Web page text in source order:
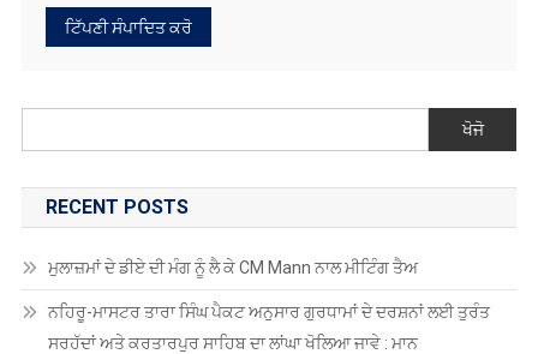
ਖੋਜੋ
RECENT POSTS
ਮੁਲਾਜ਼ਮਾਂ ਦੇ ਡੀਏ ਦੀ ਮੰਗ ਨੂੰ ਲੈ ਕੇ CM Mann ਨਾਲ ਮੀਟਿੰਗ ਤੈਅ
ਨਹਿਰੂ-ਮਾਸਟਰ ਤਾਰਾ ਸਿੰਘ ਪੈਕਟ ਅਨੁਸਾਰ ਗੁਰਧਾਮਾਂ ਦੇ ਦਰਸ਼ਨਾਂ ਲਈ ਤੁਰੰਤ
ਸਰਹੱਦਾਂ ਅਤੇ ਕਰਤਾਰਪੁਰ ਸਾਹਿਬ ਦਾ ਲਾਂਘਾ ਖੋਲਿਆ ਜਾਵੇ : ਮਾਨ